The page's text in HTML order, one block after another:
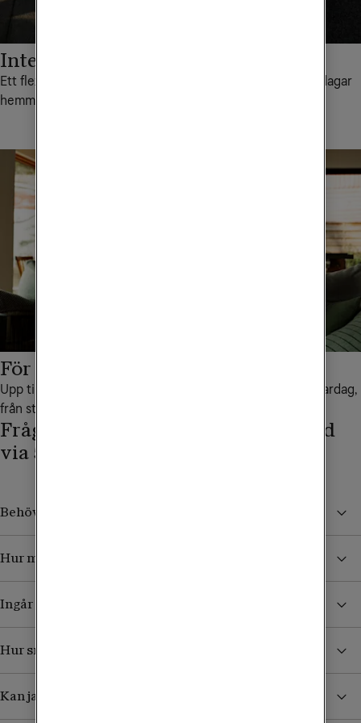
Internet på dina villkor
Ett flexibelt alternativ istället för bredband via fiber.
För dagar
hemma, helger i sommarstugan och allt däremellan.
För hela familjen
Upp till 1000 Mbit/s ger plats för hela familjens digitala vardag,
från streaming till gaming och distansarbete.
Frågor och svar om mobilt bredband
via 5G
Behöver jag en router till mobilt bredband via 5G?
Hur mycket surf ingår?
Ingår utrustning när jag köper mobilt bredband?
Hur snabbt är mobilt bredband via 5G?
Kan jag använda mobilt bredband via 5G utomlands?